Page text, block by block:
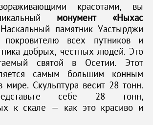
красотами, вы
монумент «Ныхас
Наскальный памятник Уастырджи
всех путников и
добрых, честных людей. Это
святой в Осетии. Этот
самым большим конным
мире. Скульптура весит 28 тонн.
себе 28 тонн,
к скале — как это красиво и